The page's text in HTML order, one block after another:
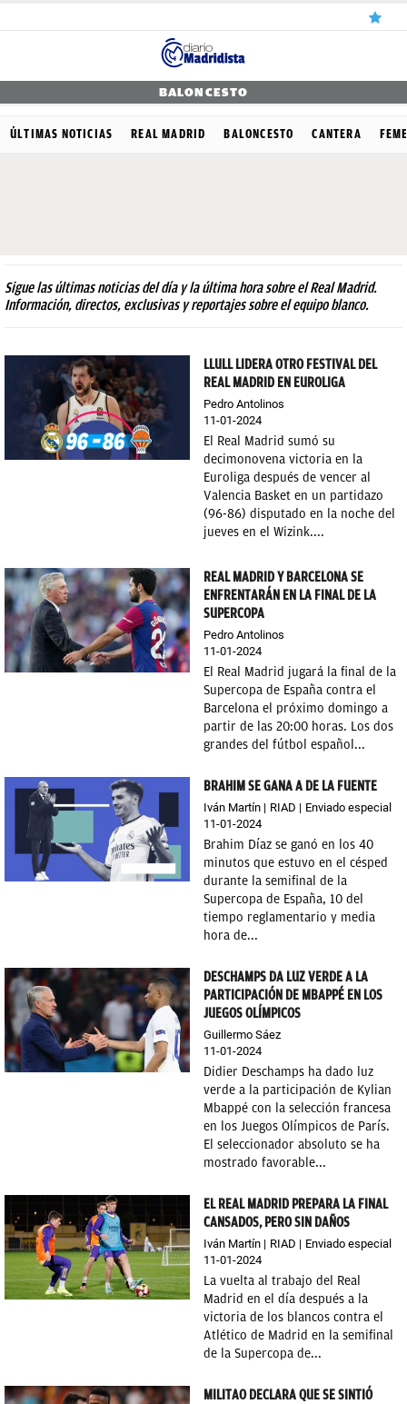
NOTICIAS
FICHAJES
FEMENINO
PAPARAZZI
OKDIARIO
BALONCESTO
ÚLTIMAS NOTICIAS REAL MADRID BALONCESTO CANTERA
Sigue las últimas noticias del día y la última hora sobre el Real Madrid.
Información, directos, exclusivas y reportajes sobre el equipo blanco.
LLULL LIDERA OTRO FESTIVAL DEL
REAL MADRID EN EUROLIGA
Pedro Antolinos
11-01-2024
El Real Madrid sumó su
decimonovena victoria en la
Euroliga después de vencer al
Valencia Basket en un partidazo
(96-86) disputado en la noche del
jueves en el Wizink....
REAL MADRID Y BARCELONA SE
ENFRENTARÁN EN LA FINAL DE LA
SUPERCOPA
Pedro Antolinos
11-01-2024
El Real Madrid jugará la final de la
Supercopa de España contra el
Barcelona el próximo domingo a
partir de las 20:00 horas. Los dos
grandes del fútbol español...
BRAHIM SE GANA A DE LA FUENTE
Iván Martín RIAD
Enviado especial
11-01-2024
Brahim Díaz se ganó en los 40
minutos que estuvo en el césped
durante la semifinal de la
Supercopa de España, 10 del
tiempo reglamentario y media
hora de...
DESCHAMPS DA LUZ VERDE A LA
PARTICIPACIÓN DE MBAPPÉ EN LOS
JUEGOS OLÍMPICOS
Guillermo Sáez
11-01-2024
Didier Deschamps ha dado luz
verde a la participación de Kylian
Mbappé con la selección francesa
en los Juegos Olímpicos de París.
El seleccionador absoluto se ha
mostrado favorable...
EL REAL MADRID PREPARA LA FINAL
CANSADOS, PERO SIN DAÑOS
Iván Martín RIAD
Enviado especial
11-01-2024
La vuelta al trabajo del Real
Madrid en el día después a la
victoria de los blancos contra el
Atlético de Madrid en la semifinal
de la Supercopa de...
MILITAO DECLARA QUE SE SINTIÓ